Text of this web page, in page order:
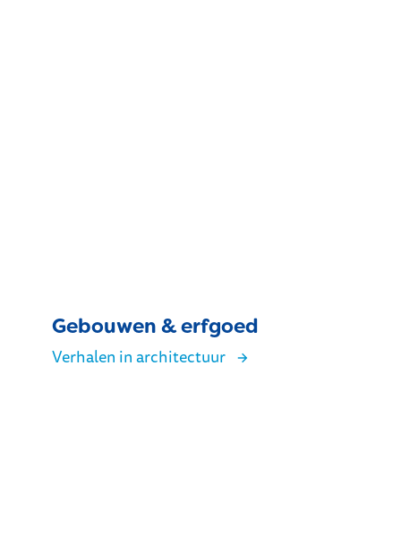
Gebouwen & erfgoed
Verhalen in architectuur